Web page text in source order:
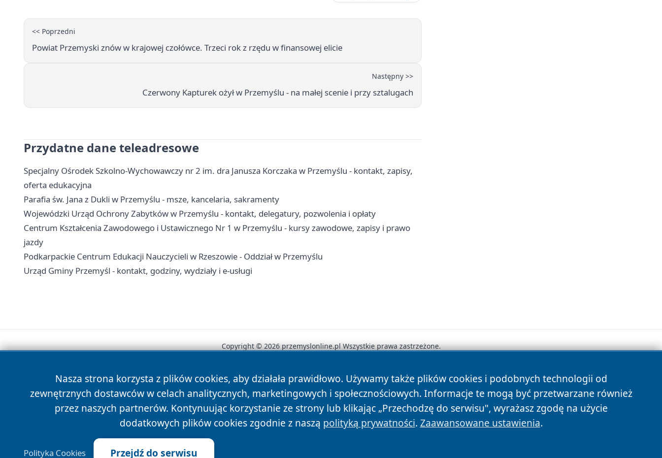
<< Poprzedni
Powiat Przemyski znów w krajowej czołówce. Trzeci rok z rzędu w finansowej elicie
Następny >>
Czerwony Kapturek ożył w Przemyślu - na małej scenie i przy sztalugach
Przydatne dane teleadresowe
Specjalny Ośrodek Szkolno-Wychowawczy nr 2 im. dra Janusza Korczaka w Przemyślu - kontakt, zapisy,
oferta edukacyjna
Parafia św. Jana z Dukli w Przemyślu - msze, kancelaria, sakramenty
Wojewódzki Urząd Ochrony Zabytków w Przemyślu - kontakt, delegatury, pozwolenia i opłaty
Centrum Kształcenia Zawodowego i Ustawicznego Nr 1 w Przemyślu - kursy zawodowe, zapisy i prawo
jazdy
Podkarpackie Centrum Edukacji Nauczycieli w Rzeszowie - Oddział w Przemyślu
Urząd Gminy Przemyśl - kontakt, godziny, wydziały i e-usługi
Nasza strona korzysta z plików cookies, aby działała prawidłowo. Używamy także plików cookies i podobnych technologii od
zewnętrznych dostawców w celach analitycznych, marketingowych i społecznościowych. Informacje te mogą być przetwarzane również
przez naszych partnerów. Kontynuując korzystanie ze strony lub klikając „Przechodzę do serwisu", wyrażasz zgodę na użycie
dodatkowych plików cookies zgodnie z naszą polityką prywatności. Zaawansowane ustawienia.
Polityka Cookies Przejdź do serwisu
Copyright © 2026 przemyslonline.pl Wszystkie prawa zastrzeżone.
News Autorzy Polityka Prywatności Polityka Cookies